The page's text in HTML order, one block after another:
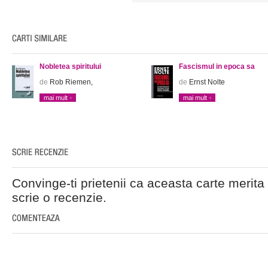
Nobletea spiritului
de Rob Riemen,
mai mult
Fascismul in epoca sa
de Ernst Nolte
mai mult
Convinge-ti prietenii ca aceasta carte
scrie o recenzie.